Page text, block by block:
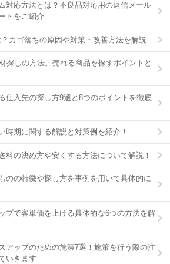
対応方法とは？不良品対応用の返信メール
トをご紹介
カゴ落ちの原因や対策・改善方法を解説
探しの方法。売れる商品を探すポイントと
仕入先の探し方9選と8つのポイントを徹底
時期に関する解説と対策例を紹介！
料の決め方や安くする方法について解説！
のの特徴や探し方を事例を用いて具体的に
プで客単価を上げる具体的な6つの方法を解
アップのための施策7選！施策を行う際の注
いきます